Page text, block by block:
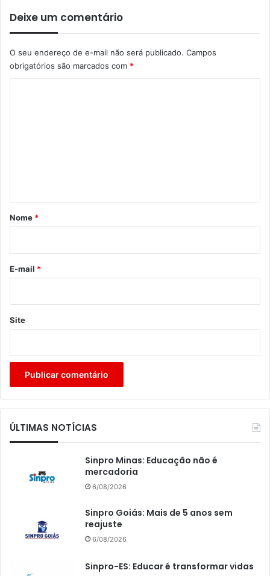
Deixe um comentário
O seu endereço de e-mail não será publicado. Campos
obrigatórios são marcados com *
r
*
Nome *
E-mail *
Site
ÚLTIMAS NOTÍCIAS
Sinpro Minas: Educação não é
mercadoria
6/08/2026
Sinpro Goiás: Mais de 5 anos sem
reajuste
6/08/2026
Sinpro-ES: Educar é transformar vidas